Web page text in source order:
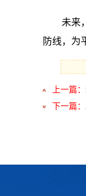
未来
防线，为
上一篇：
下一篇：